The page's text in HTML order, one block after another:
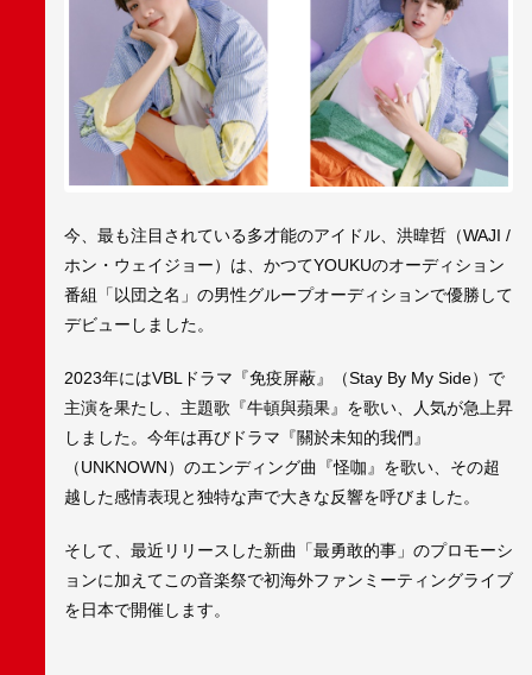
今、最も注目されている多才能のアイドル、洪暐哲（WAJI /
ホン・ウェイジョー）は、かつてYOUKUのオーディション
番組「以団之名」の男性グループオーディションで優勝して
デビューしました。
2023年にはVBLドラマ『免疫屏蔽』（Stay By My Side）で
主演を果たし、主題歌『牛頓與蘋果』を歌い、人気が急上昇
しました。今年は再びドラマ『關於未知的我們』
（UNKNOWN）のエンディング曲『怪咖』を歌い、その超
越した感情表現と独特な声で大きな反響を呼びました。
そして、最近リリースした新曲「最勇敢的事」のプロモーシ
ョンに加えてこの音楽祭で初海外ファンミーティングライブ
を日本で開催します。